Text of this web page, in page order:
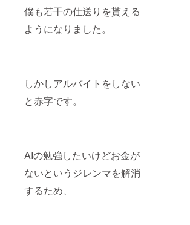
僕も若干の仕送りを貰える
ようになりました。
しかしアルバイトをしない
と赤字です。
AIの勉強したいけどお金が
ないというジレンマを解消
するため、